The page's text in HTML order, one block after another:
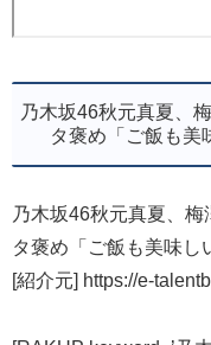
乃木坂46秋元真夏、
タ褒め「ご飯も
乃木坂46秋元真夏、梅
タ褒め「ご飯も美味
[紹介元] https://e-